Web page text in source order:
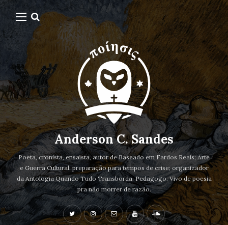
Anderson C. Sandes
Poeta, cronista, ensaísta, autor de Baseado em Fardos Reais; Arte
e Guerra Cultural: preparação para tempos de crise; organizador
da Antologia Quando Tudo Transborda. Pedagogo. Vivo de poesia
pra não morrer de razão.